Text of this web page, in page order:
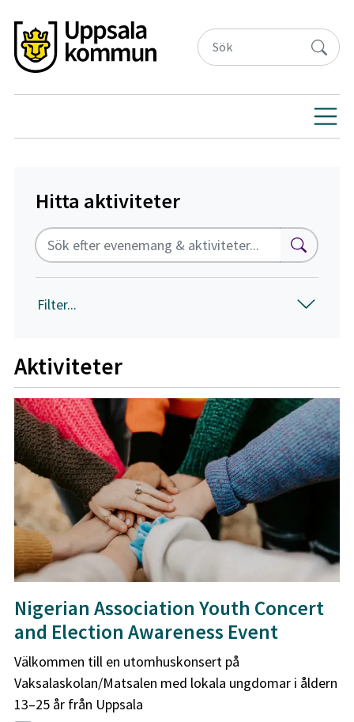
Hitta aktiviteter
Fritextsök Sök
Filter...
Aktiviteter
Nigerian Association Youth Concert
and Election Awareness Event
Välkommen till en utomhuskonsert på
Vaksalaskolan/Matsalen med lokala ungdomar i åldern
13–25 år från Uppsala